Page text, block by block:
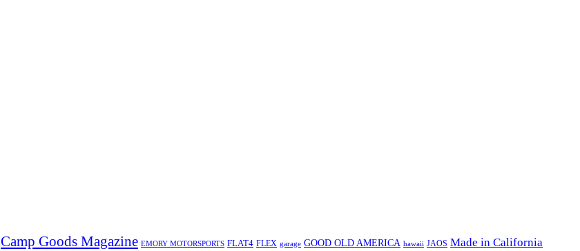
Camp Goods Magazine EMORY MOTORSPORTS FLAT4 FLEX garage GOOD OLD AMERICA hawaii JAOS Made in California